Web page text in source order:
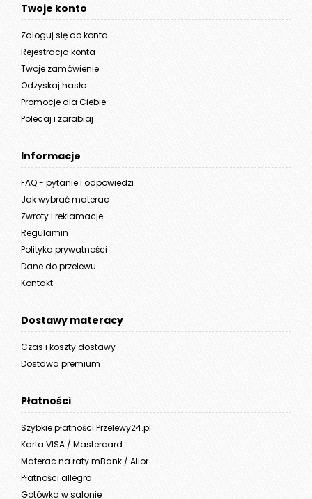
Twoje konto
Zaloguj się do konta
Rejestracja konta
Twoje zamówienie
Odzyskaj hasło
Promocje dla Ciebie
Polecaj i zarabiaj
Informacje
FAQ - pytanie i odpowiedzi
Jak wybrać materac
Zwroty i reklamacje
Regulamin
Polityka prywatności
Dane do przelewu
Kontakt
Dostawy materacy
Czas i koszty dostawy
Dostawa premium
Płatności
Szybkie płatności Przelewy24.pl
Karta VISA / Mastercard
Materac na raty mBank / Alior
Płatności allegro
Gotówka w salonie